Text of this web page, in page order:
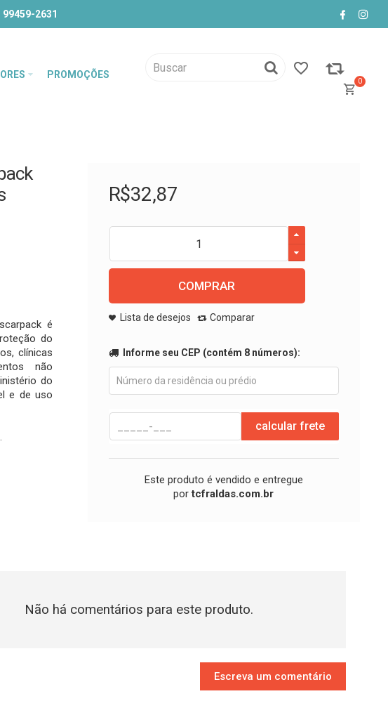
99459-2631
PROMOÇÕES
0
é
do
clínicas
não
do
e de uso
R$32,87
COMPRAR
Lista de desejos Comparar
Informe seu CEP (contém 8 números):
calcular frete
Este produto é vendido e entregue
portcfraldas.com.br
Não há comentários para este produto.
Escreva um comentário